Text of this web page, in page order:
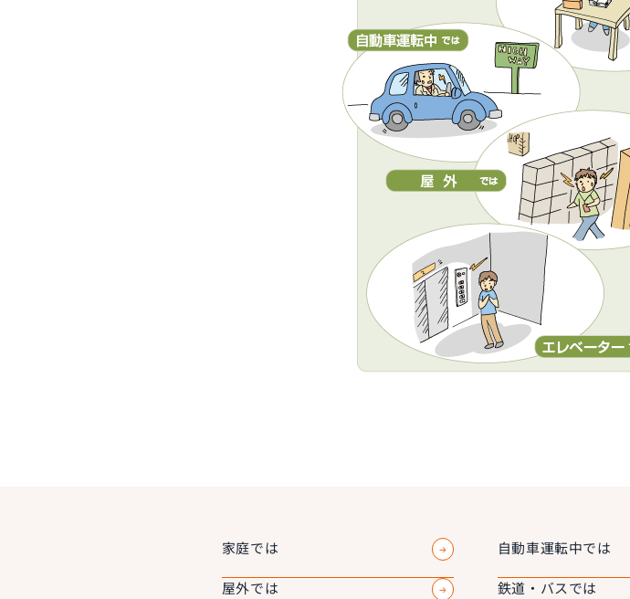
家庭では 自動車運転中では
屋外では 鉄道・バスでは